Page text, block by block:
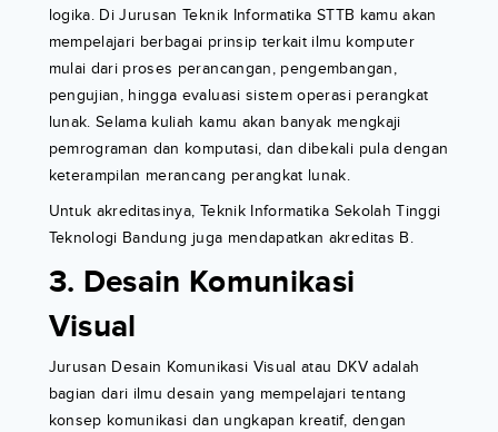
logika. Di Jurusan Teknik Informatika STTB kamu akan
mempelajari berbagai prinsip terkait ilmu komputer
mulai dari proses perancangan, pengembangan,
pengujian, hingga evaluasi sistem operasi perangkat
lunak. Selama kuliah kamu akan banyak mengkaji
pemrograman dan komputasi, dan dibekali pula dengan
keterampilan merancang perangkat lunak.
Untuk akreditasinya, Teknik Informatika Sekolah Tinggi
Teknologi Bandung juga mendapatkan akreditas B.
3. Desain Komunikasi
Visual
Jurusan Desain Komunikasi Visual atau DKV adalah
bagian dari ilmu desain yang mempelajari tentang
konsep komunikasi dan ungkapan kreatif, dengan